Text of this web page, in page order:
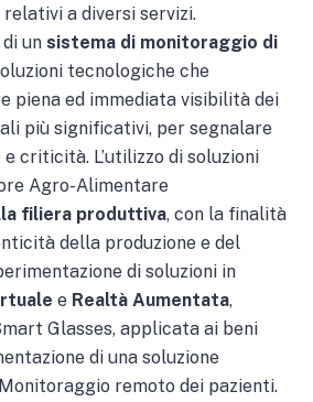
a diversi servizi.
un sistema di monitoraggio di
tecnologiche che
piena ed immediata visibilità dei
più significativi, per segnalare
criticità. L’utilizzo di soluzioni
Agro-Alimentare
filiera produttiva, con la finalità
della produzione e del
di soluzioni in
e Realtà Aumentata,
Glasses, applicata ai beni
di una soluzione
remoto dei pazienti.